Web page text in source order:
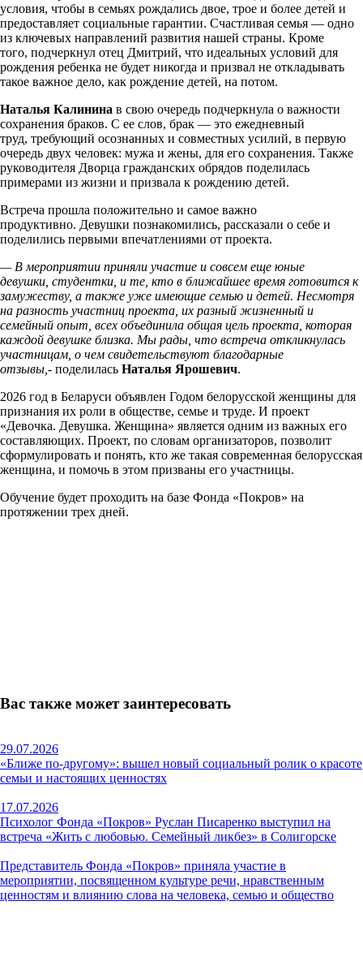
условия, чтобы в семьях рождались двое, трое и более детей и
предоставляет социальные гарантии. Счастливая семья — одно
из ключевых направлений развития нашей страны. Кроме
того, подчеркнул отец Дмитрий, что идеальных условий для
рождения ребенка не будет никогда и призвал не откладывать
такое важное дело, как рождение детей, на потом.
Наталья Калинина в свою очередь подчеркнула о важности
сохранения браков. С ее слов, брак — это ежедневный
труд, требующий осознанных и совместных усилий, в первую
очередь двух человек: мужа и жены, для его сохранения. Также
руководителя Дворца гражданских обрядов поделилась
примерами из жизни и призвала к рождению детей.
Встреча прошла положительно и самое важно
продуктивно. Девушки познакомились, рассказали о себе и
поделились первыми впечатлениями от проекта.
— В мероприятии приняли участие и совсем еще юные
девушки, студентки, и те, кто в ближайшее время готовится к
замужеству, а также уже имеющие семью и детей. Несмотря
на разность участниц проекта, их разный жизненный и
семейный опыт, всех объединила общая цель проекта, которая
каждой девушке близка. Мы рады, что встреча откликнулась
участницам, о чем свидетельствуют благодарные
отзывы,- поделилась Наталья Ярошевич.
2026 год в Беларуси объявлен Годом белорусской женщины для
признания их роли в обществе, семье и труде. И проект
«Девочка. Девушка. Женщина» является одним из важных его
составляющих. Проект, по словам организаторов, позволит
сформулировать и понять, кто же такая современная белорусская
женщина, и помочь в этом призваны его участницы.
Обучение будет проходить на базе Фонда «Покров» на
протяжении трех дней.
Вас также может заинтересовать
29.07.2026
«Ближе по-другому»: вышел новый социальный ролик о красоте
семьи и настоящих ценностях
17.07.2026
Психолог Фонда «Покров» Руслан Писаренко выступил на
встреча «Жить с любовью. Семейный ликбез» в Солигорске
Представитель Фонда «Покров» приняла участие в
мероприятии, посвященном культуре речи, нравственным
ценностям и влиянию слова на человека, семью и общество